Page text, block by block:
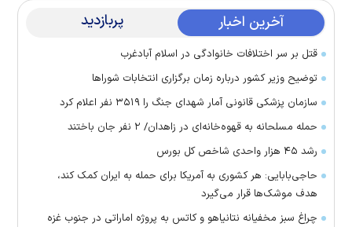
آخرین اخبار پربازدید
قتل بر سر اختلافات خانوادگی در اسلام آبادغرب
توضیح وزیر کشور درباره زمان برگزاری انتخابات شورا‌ها
سازمان پزشکی قانونی آمار شهدای جنگ را ۳۵۱۹ نفر اعلام کرد
حمله مسلحانه به قهوه‌خانه‌ای در زاهدان/ ۲ نفر جان باختند
رشد ۴۵ هزار واحدی شاخص کل بورس
حاجی‌بابایی: هر کشوری به آمریکا برای حمله به ایران کمک کند،
هدف موشک‌ها قرار می‌گیرد
چراغ سبز مخفیانه نتانیاهو و کاتس به پروژه اماراتی در جنوب غزه